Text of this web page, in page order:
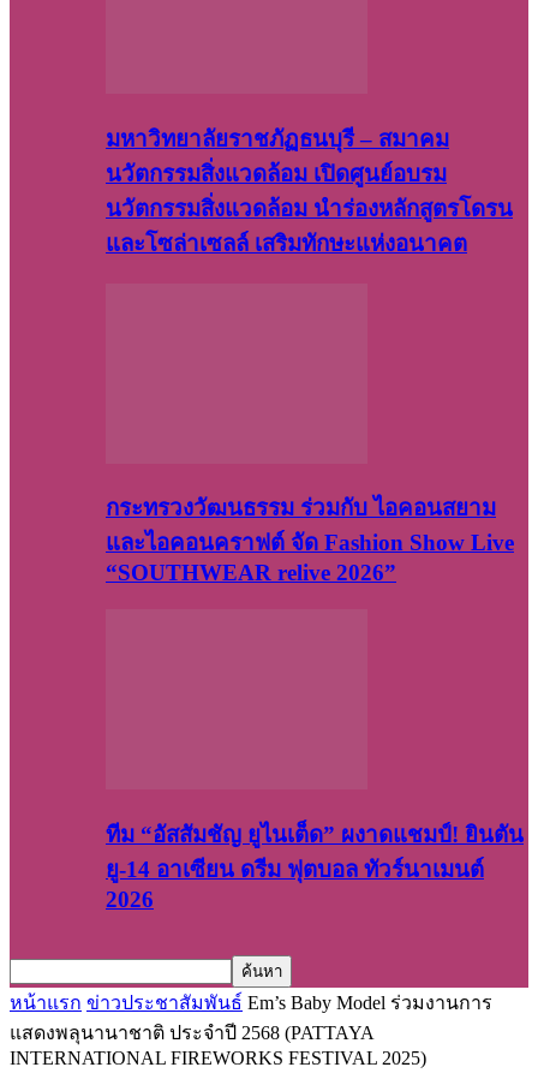
มหาวิทยาลัยราชภัฏธนบุรี – สมาคม
นวัตกรรมสิ่งแวดล้อม เปิดศูนย์อบรม
นวัตกรรมสิ่งแวดล้อม นำร่องหลักสูตรโดรน
และโซล่าเซลล์ เสริมทักษะแห่งอนาคต
กระทรวงวัฒนธรรม ร่วมกับ ไอคอนสยาม
และไอคอนคราฟต์ จัด Fashion Show Live
“SOUTHWEAR relive 2026”
ทีม “อัสสัมชัญ ยูไนเต็ด” ผงาดแชมป์! ยินตัน
ยู-14 อาเซียน ดรีม ฟุตบอล ทัวร์นาเมนต์
2026
หน้าแรก ข่าวประชาสัมพันธ์ Em’s Baby Model ร่วมงานการ
แสดงพลุนานาชาติ ประจำปี 2568 (PATTAYA
INTERNATIONAL FIREWORKS FESTIVAL 2025)